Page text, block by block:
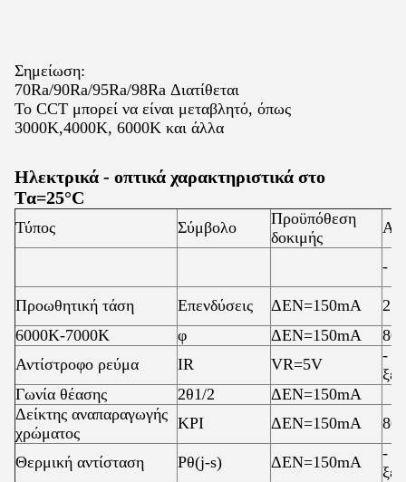
Σημείωση:
70Ra/90Ra/95Ra/98Ra Διατίθεται
Το CCT μπορεί να είναι μεταβλητό, όπως
3000K,4000K, 6000K και άλλα
Ηλεκτρικά - οπτικά χαρακτηριστικά στο
Tα=25°C
Τύπος Σύμβολο
Προϋπόθεση
δοκιμής
-
Προωθητική τάση Επενδύσεις ΔΕΝ=150mA
2.8
6000K-7000K
φ ΔΕΝ=150mA
80
Αντίστροφο ρεύμα
IR VR=5V
-
Γωνία θέασης
2θ1/2
ΔΕΝ=150mA
Δείκτης αναπαραγωγής
χρώματος
ΚΡΙ ΔΕΝ=150mA 80
Θερμική αντίσταση Ρθ(j-s) ΔΕΝ=150mA
-